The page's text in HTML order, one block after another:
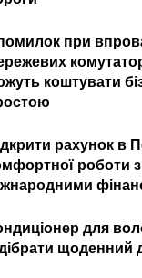
при
коштувати
рахунок в
роботи з
для
щоденний